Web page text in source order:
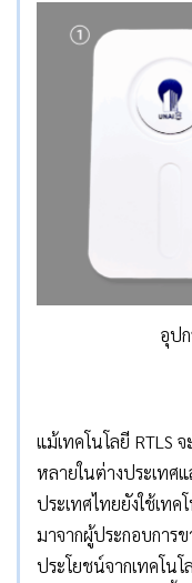
อุป
แม้เทคโนโลยี RTLS
หลายในต่างประเทศ
ประเทศไทยยังใช้เท
มาจากผู้ประกอบการข
ประโยชน์จากเทคโน